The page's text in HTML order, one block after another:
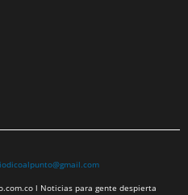
l Noticias para gente despierta